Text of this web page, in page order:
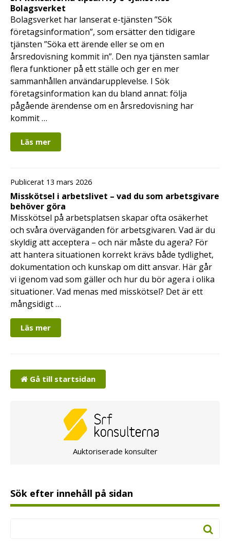
Bolagsverket
Bolagsverket har lanserat e-tjänsten ”Sök
företagsinformation”, som ersätter den tidigare
tjänsten ”Söka ett ärende eller se om en
årsredovisning kommit in”. Den nya tjänsten samlar
flera funktioner på ett ställe och ger en mer
sammanhållen användarupplevelse. I Sök
företagsinformation kan du bland annat: följa
pågående ärendense om en årsredovisning har
kommit …
Läs mer
Publicerat 13 mars 2026
Misskötsel i arbetslivet – vad du som arbetsgivare
behöver göra
Misskötsel på arbetsplatsen skapar ofta osäkerhet
och svåra överväganden för arbetsgivaren. Vad är du
skyldig att acceptera – och när måste du agera? För
att hantera situationen korrekt krävs både tydlighet,
dokumentation och kunskap om ditt ansvar. Här går
vi igenom vad som gäller och hur du bör agera i olika
situationer. Vad menas med misskötsel? Det är ett
mångsidigt …
Läs mer
Gå till startsidan
Auktoriserade konsulter
Sök efter innehåll på sidan